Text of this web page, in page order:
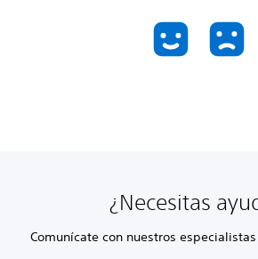
¿Necesitas
Comunícate con nuestros